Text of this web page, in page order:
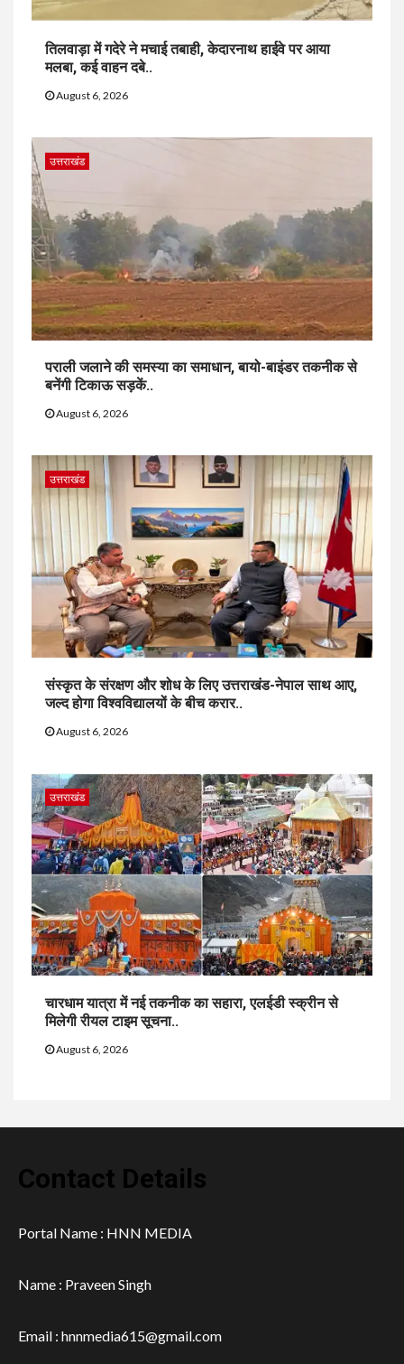
तिलवाड़ा में गदेरे ने मचाई तबाही, केदारनाथ हाईवे पर आया
मलबा, कई वाहन दबे..
August 6, 2026
उत्तराखंड
पराली जलाने की समस्या का समाधान, बायो-बाइंडर तकनीक से
बनेंगी टिकाऊ सड़कें..
August 6, 2026
उत्तराखंड
संस्कृत के संरक्षण और शोध के लिए उत्तराखंड-नेपाल साथ आए,
जल्द होगा विश्वविद्यालयों के बीच करार..
August 6, 2026
उत्तराखंड
चारधाम यात्रा में नई तकनीक का सहारा, एलईडी स्क्रीन से
मिलेगी रीयल टाइम सूचना..
August 6, 2026
Contact Details
Portal Name : HNN MEDIA
Name : Praveen Singh
Email : hnnmedia615@gmail.com